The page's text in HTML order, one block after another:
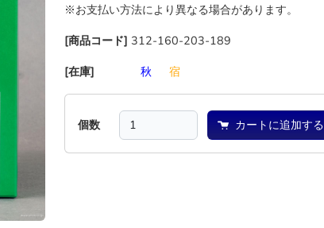
※お支払い方法により異なる場合があります。
[商品コード] 312-160-203-189
[在庫]
秋 宿
個数 カートに追加する